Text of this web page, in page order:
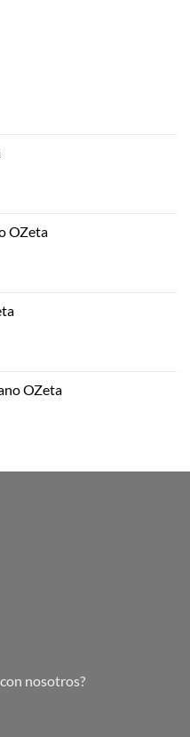
OZeta
OZeta
nosotros?